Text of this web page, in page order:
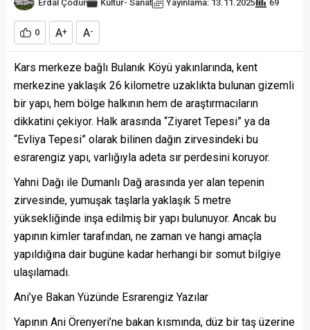
Erdal Çodur Kültür- Sanat Yayınlama: 13.11.2025 69
0 A+ A-
Kars merkeze bağlı Bulanık Köyü yakınlarında, kent
merkezine yaklaşık 26 kilometre uzaklıkta bulunan gizemli
bir yapı, hem bölge halkının hem de araştırmacıların
dikkatini çekiyor. Halk arasında “Ziyaret Tepesi” ya da
“Evliya Tepesi” olarak bilinen dağın zirvesindeki bu
esrarengiz yapı, varlığıyla adeta sır perdesini koruyor.
Yahni Dağı ile Dumanlı Dağ arasında yer alan tepenin
zirvesinde, yumuşak taşlarla yaklaşık 5 metre
yüksekliğinde inşa edilmiş bir yapı bulunuyor. Ancak bu
yapının kimler tarafından, ne zaman ve hangi amaçla
yapıldığına dair bugüne kadar herhangi bir somut bilgiye
ulaşılamadı.
Ani’ye Bakan Yüzünde Esrarengiz Yazılar
Yapının Ani Örenyeri’ne bakan kısmında, düz bir taş üzerine